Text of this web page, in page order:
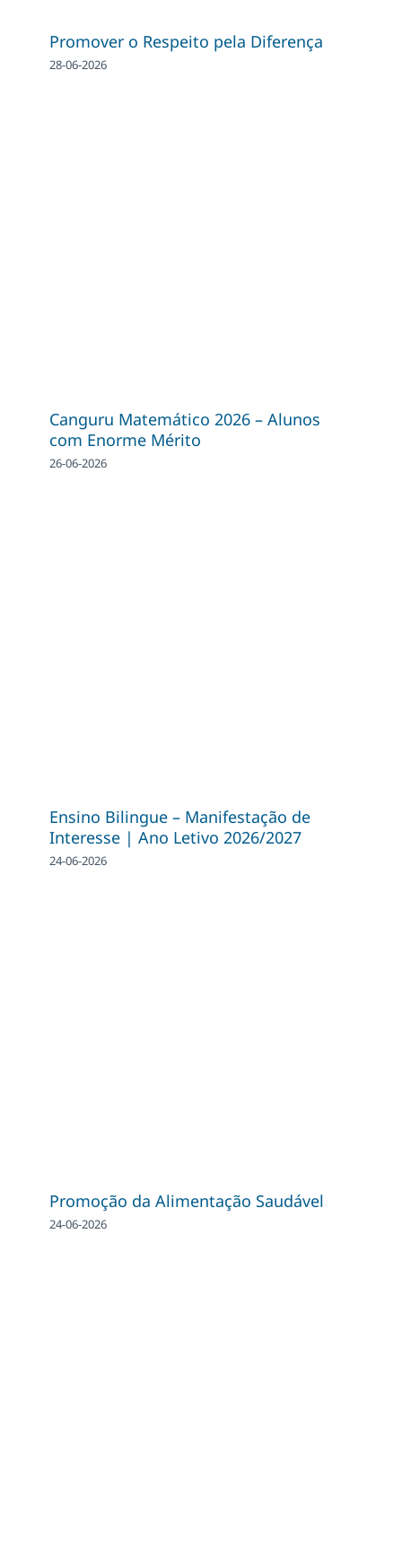
Promover o Respeito pela Diferença
28-06-2026
Canguru Matemático 2026 – Alunos
com Enorme Mérito
26-06-2026
Ensino Bilingue – Manifestação de
Interesse | Ano Letivo 2026/2027
24-06-2026
Promoção da Alimentação Saudável
24-06-2026